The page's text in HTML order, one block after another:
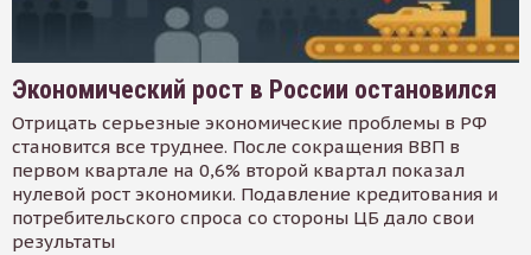
Экономический рост в России остановился
Отрицать серьезные экономические проблемы в РФ
становится все труднее. После сокращения ВВП в
первом квартале на 0,6% второй квартал показал
нулевой рост экономики. Подавление кредитования и
потребительского спроса со стороны ЦБ дало свои
результаты